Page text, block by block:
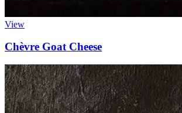
View
Chèvre Goat Cheese